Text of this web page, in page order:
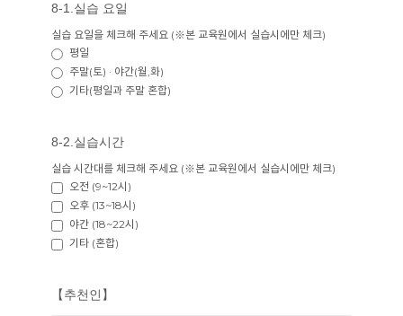
8-1.실습 요일
실습 요일을 체크해 주세요 (※본 교육원에서 실습시에만 체크)
평일
주말(토) · 야간(월,화)
기타(평일과 주말 혼합)
8-2.실습시간
실습 시간대를 체크해 주세요 (※본 교육원에서 실습시에만 체크)
오전 (9~12시)
오후 (13~18시)
야간 (18~22시)
기타 (혼합)
【추천인】